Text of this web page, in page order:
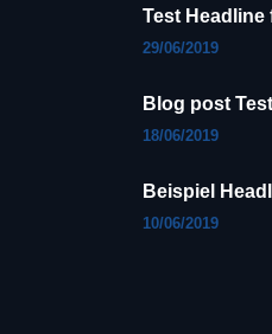
Test
29/06/2019
Blog post
18/06/2019
Beispiel
10/06/2019